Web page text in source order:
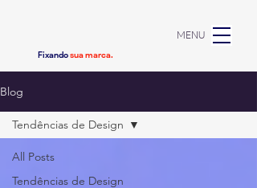
Fixandosua marca.
MENU
Blog
All Posts
Tendências de Design
Tendências de Design